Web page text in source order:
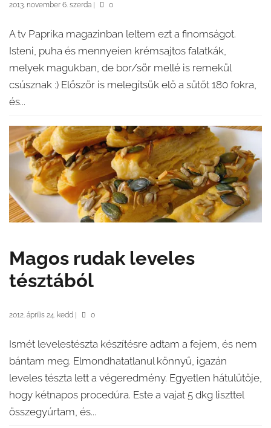
2013. november 6. szerda 0
A tv Paprika magazinban leltem ezt a finomságot.
Isteni, puha és mennyeien krémsajtos falatkák,
melyek magukban, de bor/sör mellé is remekül
csúsznak :) Először is melegítsük elő a sütőt 180 fokra,
és...
Magos rudak leveles
tésztából
2012. április 24. kedd 0
Ismét levelestészta készítésre adtam a fejem, és nem
bántam meg. Elmondhatatlanul könnyű, igazán
leveles tészta lett a végeredmény. Egyetlen hátulütője,
hogy kétnapos procedúra. Este a vajat 5 dkg liszttel
összegyúrtam, és...